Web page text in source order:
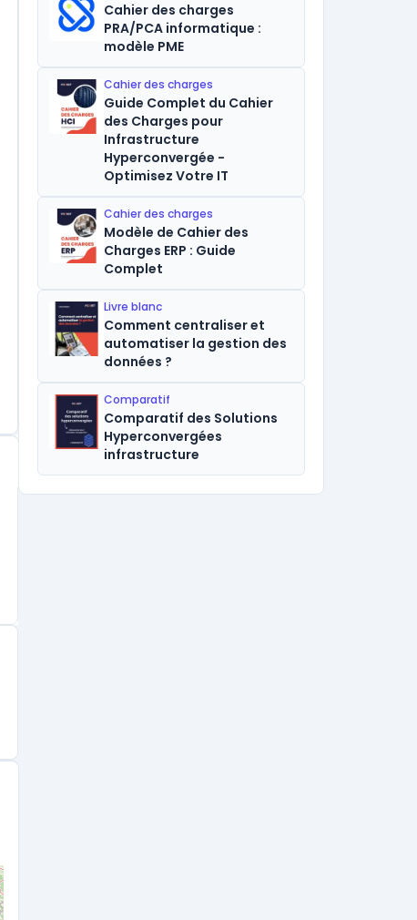
Cahier des charges
PRA/PCA informatique :
modèle PME
Cahier des charges
Guide Complet du Cahier
des Charges pour
Infrastructure
Hyperconvergée -
Optimisez Votre IT
Cahier des charges
Modèle de Cahier des
Charges ERP : Guide
Complet
Livre blanc
Comment centraliser et
automatiser la gestion des
données ?
Comparatif
Comparatif des Solutions
Hyperconvergées
infrastructure